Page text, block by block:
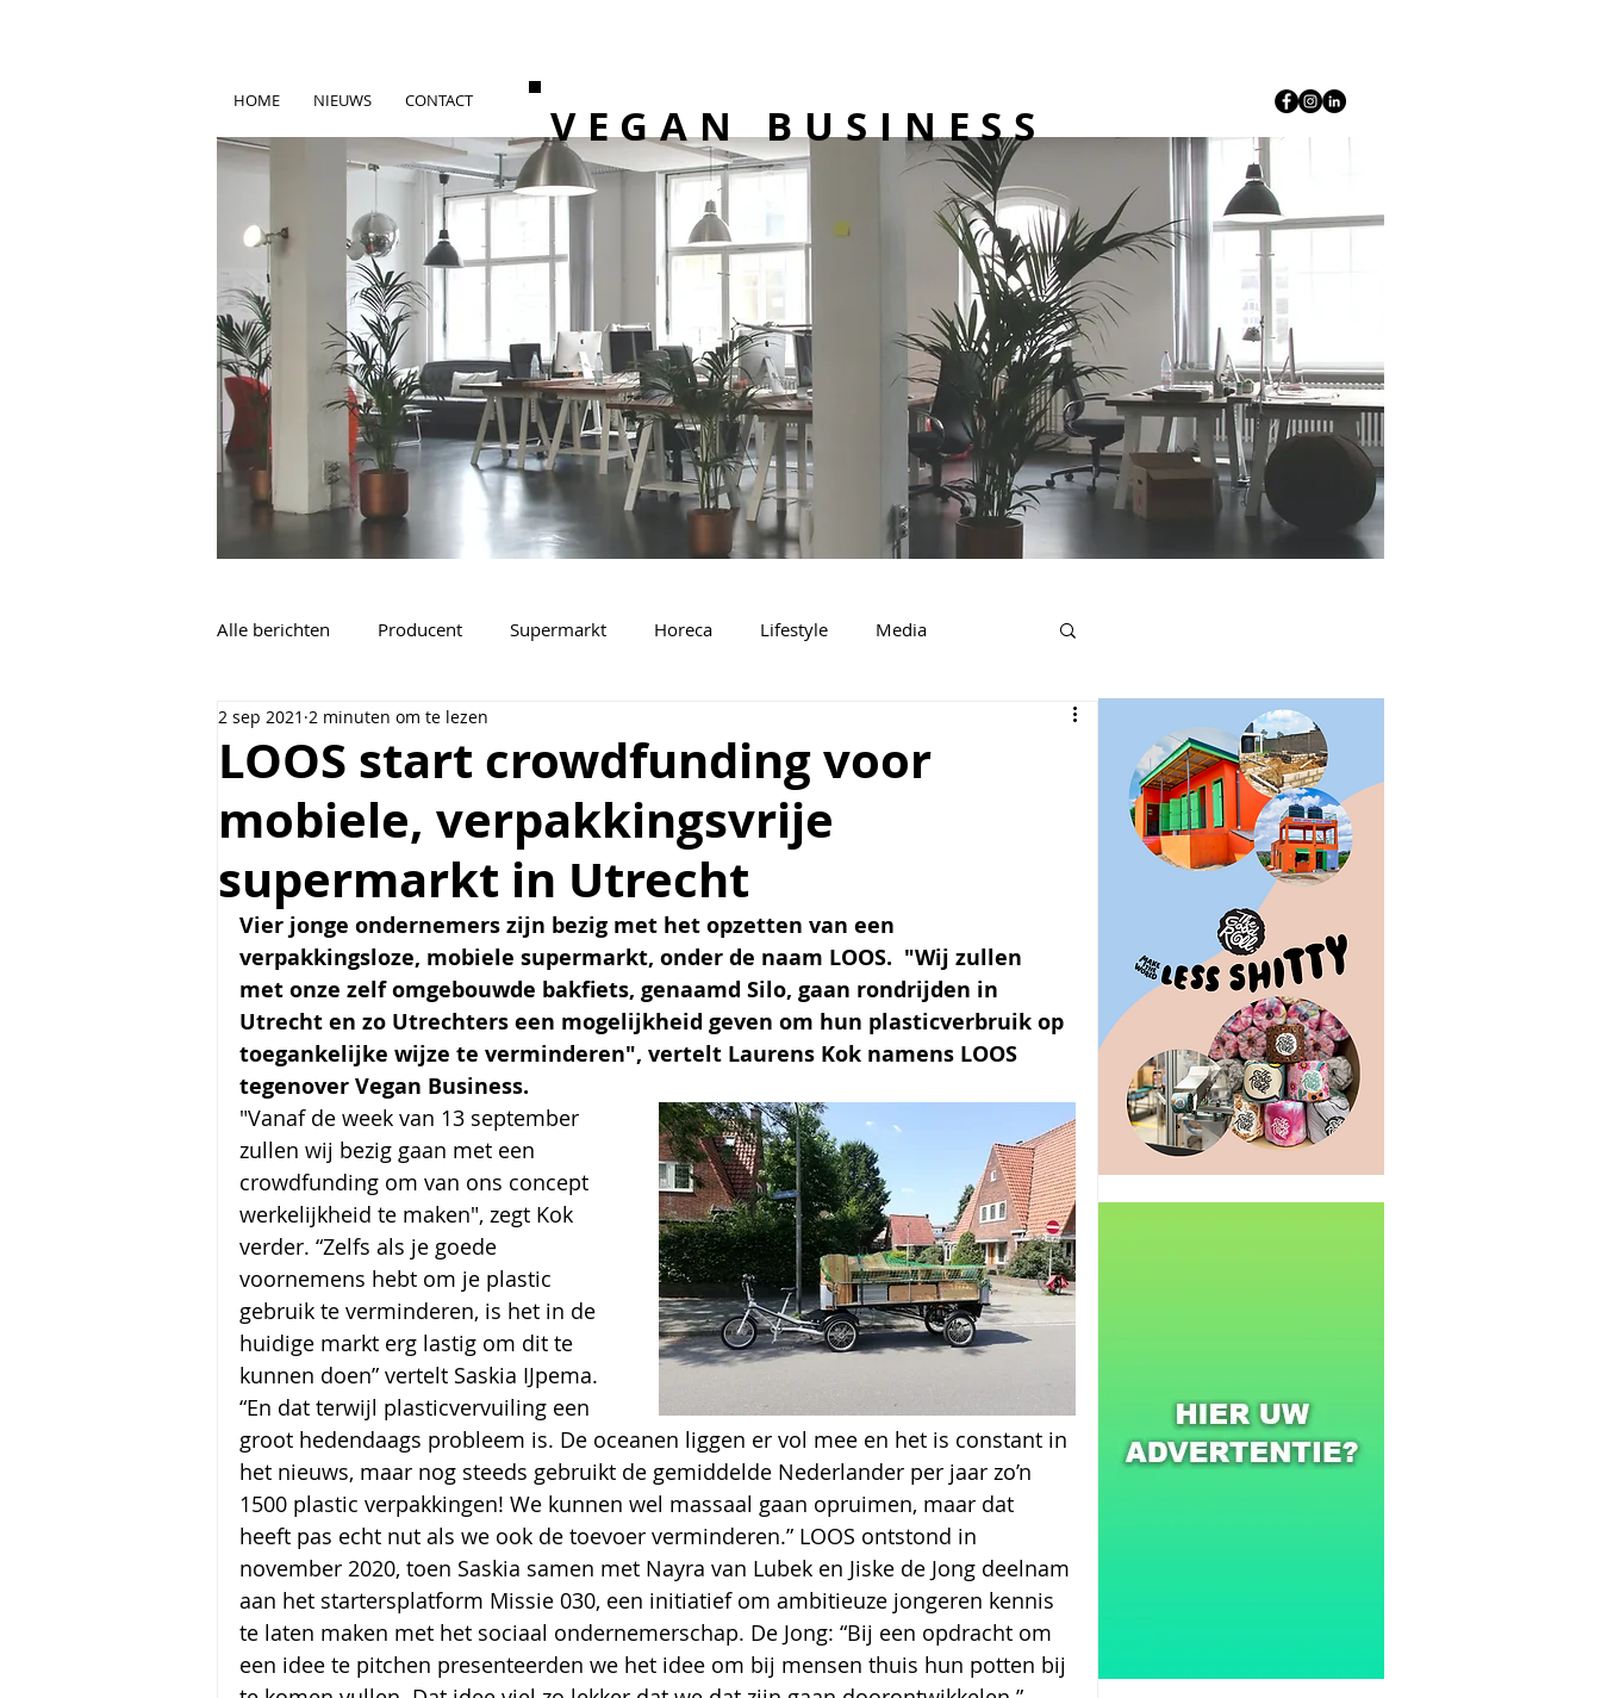
HOME NIEUWS CONTACT VEGAN BUSINESS
Alle berichten Producent Supermarkt Horeca Lifestyle Media
Vacatures Algemeen
LOOS start crowdfunding voor
mobiele, verpakkingsvrije
supermarkt in Utrecht
2 sep 2021 2 minuten om te lezen
Vier jonge ondernemers zijn bezig met het opzetten van een
verpakkingsloze, mobiele supermarkt, onder de naam LOOS.  "Wij zullen
met onze zelf omgebouwde bakfiets, genaamd Silo, gaan rondrijden in
Utrecht en zo Utrechters een mogelijkheid geven om hun plasticverbruik op
toegankelijke wijze te verminderen", vertelt Laurens Kok namens LOOS
tegenover Vegan Business.
"Vanaf de week van 13 september
zullen wij bezig gaan met een
crowdfunding om van ons concept
werkelijkheid te maken", zegt Kok
verder. “Zelfs als je goede
voornemens hebt om je plastic
gebruik te verminderen, is het in de
huidige markt erg lastig om dit te
kunnen doen” vertelt Saskia IJpema.
“En dat terwijl plasticvervuiling een
groot hedendaags probleem is. De oceanen liggen er vol mee en het is constant in
het nieuws, maar nog steeds gebruikt de gemiddelde Nederlander per jaar zo’n
1500 plastic verpakkingen! We kunnen wel massaal gaan opruimen, maar dat
heeft pas echt nut als we ook de toevoer verminderen.” LOOS ontstond in
november 2020, toen Saskia samen met Nayra van Lubek en Jiske de Jong deelnam
aan het startersplatform Missie 030, een initiatief om ambitieuze jongeren kennis
te laten maken met het sociaal ondernemerschap. De Jong: “Bij een opdracht om
een idee te pitchen presenteerden we het idee om bij mensen thuis hun potten bij